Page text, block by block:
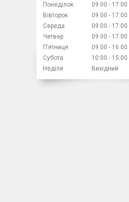
Понеділок 09:00
17:00
Вівторок
09:00
17:00
Середа
09:00
17:00
Четвер
09:00
17:00
Пʼятниця
09:00
16:00
Субота
10:00
15:00
Неділя
Вихідний